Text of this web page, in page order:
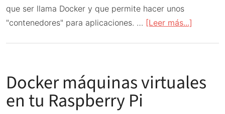
que ser llama Docker y que permite hacer unos
"contenedores" para aplicaciones. … [Leer más...]
Docker máquinas virtuales
en tu Raspberry Pi